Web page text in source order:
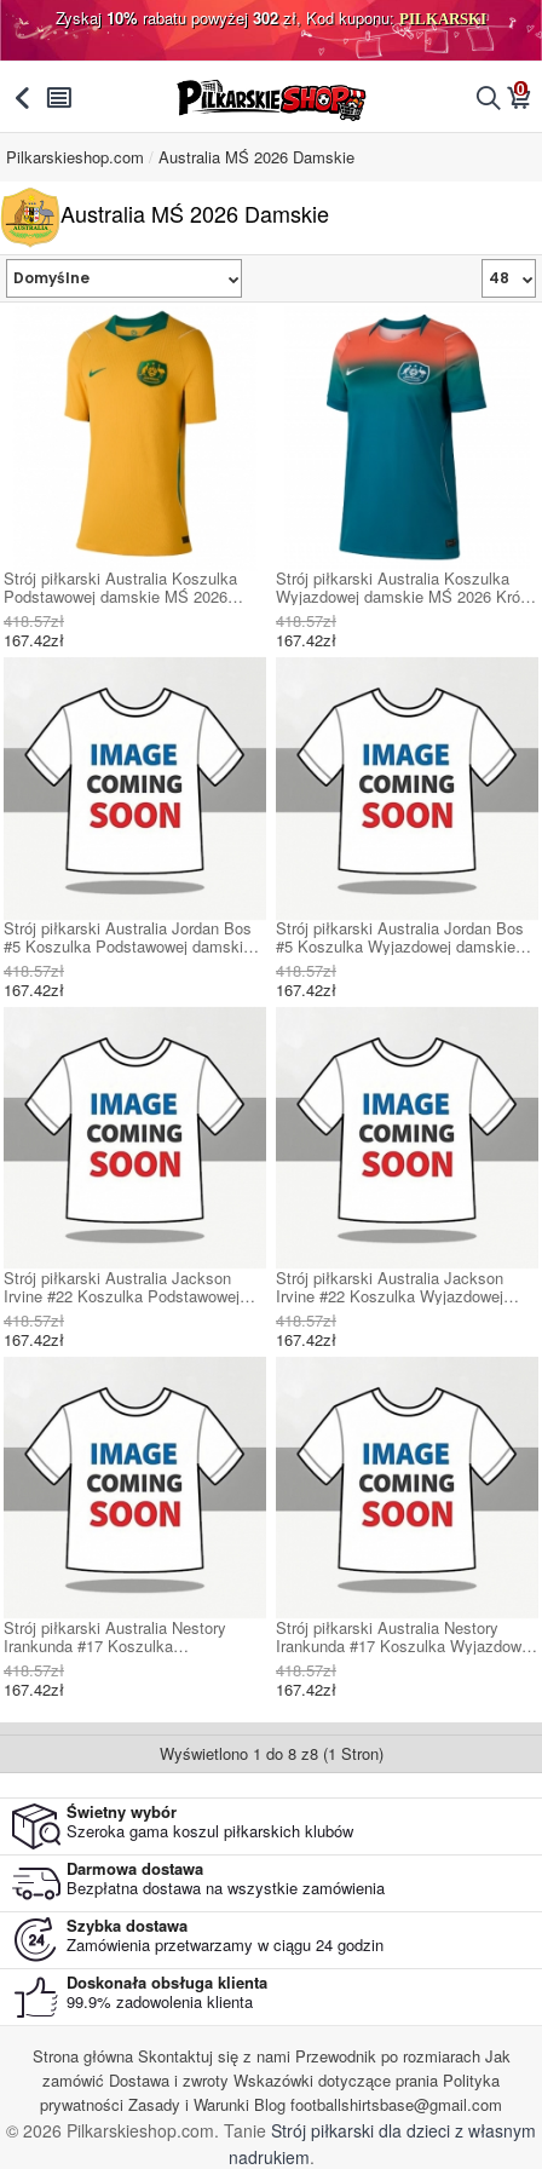
Zyskaj10%rabatu powyżej302zł, Kod kuponu:PILKARSKI
󰅯 󰂩 󰂨 0
󰃦
Pilkarskieshop.com Australia MŚ 2026 Damskie
Australia MŚ 2026 Damskie
Strój piłkarski Australia Koszulka
Podstawowej damskie MŚ 2026
Krótki Rękaw
418.57zł
167.42zł
Strój piłkarski Australia Koszulka
Wyjazdowej damskie MŚ 2026 Krótki
Rękaw
418.57zł
167.42zł
Strój piłkarski Australia Jordan Bos
#5 Koszulka Podstawowej damskie
MŚ 2026 Krótki Rękaw
418.57zł
167.42zł
Strój piłkarski Australia Jordan Bos
#5 Koszulka Wyjazdowej damskie
MŚ 2026 Krótki Rękaw
418.57zł
167.42zł
Strój piłkarski Australia Jackson
Irvine #22 Koszulka Podstawowej
damskie MŚ 2026 Krótki Rękaw
418.57zł
167.42zł
Strój piłkarski Australia Jackson
Irvine #22 Koszulka Wyjazdowej
damskie MŚ 2026 Krótki Rękaw
418.57zł
167.42zł
Strój piłkarski Australia Nestory
Irankunda #17 Koszulka
Podstawowej damskie MŚ 2026
Krótki Rękaw
418.57zł
167.42zł
Strój piłkarski Australia Nestory
Irankunda #17 Koszulka Wyjazdowej
damskie MŚ 2026 Krótki Rękaw
418.57zł
167.42zł
Wyświetlono 1 do 8 z8 (1 Stron)
Świetny wybór
Szeroka gama koszul piłkarskich klubów
Darmowa dostawa
Bezpłatna dostawa na wszystkie zamówienia
Szybka dostawa
Zamówienia przetwarzamy w ciągu 24 godzin
Doskonała obsługa klienta
99.9% zadowolenia klienta
Strona główna Skontaktuj się z nami Przewodnik po rozmiarach Jak
zamówić Dostawa i zwroty Wskazówki dotyczące prania Polityka
prywatności Zasady i Warunki Blog footballshirtsbase@gmail.com
© 2026 Pilkarskieshop.com. Tanie Strój piłkarski dla dzieci z własnym
nadrukiem.